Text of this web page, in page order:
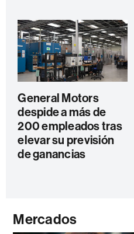
General Motors
despide a más de
200 empleados tras
elevar su previsión
de ganancias
Mercados